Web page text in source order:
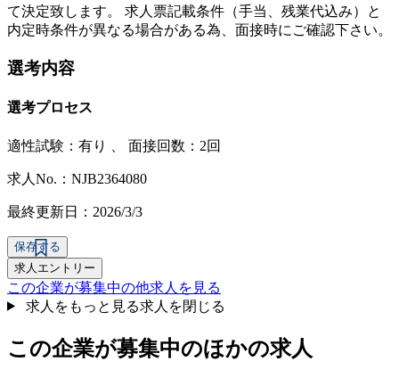
て決定致します。 求人票記載条件（手当、残業代込み）と
内定時条件が異なる場合がある為、面接時にご確認下さい。
選考内容
選考プロセス
適性試験： 有り 面接回数：2回
求人No.：NJB2364080
最終更新日：2026/3/3
保存する
求人エントリー
この企業が募集中の他求人を見る
求人をもっと見る求人を閉じる
この企業が募集中のほかの求人